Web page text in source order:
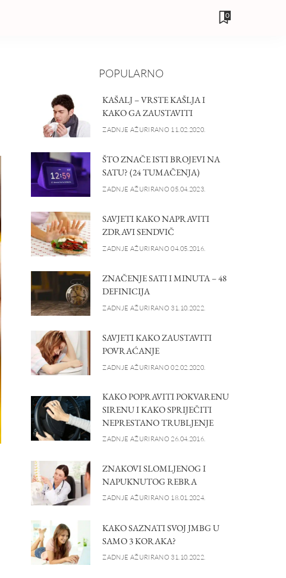
0
POPULARNO
KAŠALJ – VRSTE KAŠLJA I
KAKO GA ZAUSTAVITI
ZADNJE AŽURIRANO 11.02.2020.
ŠTO ZNAČE ISTI BROJEVI NA
SATU? (24 TUMAČENJA)
ZADNJE AŽURIRANO 05.04.2023.
SAVJETI KAKO NAPRAVITI
ZDRAVI SENDVIČ
ZADNJE AŽURIRANO 04.05.2016.
ZNAČENJE SATI I MINUTA – 48
DEFINICIJA
ZADNJE AŽURIRANO 31.10.2022.
SAVJETI KAKO ZAUSTAVITI
POVRAĆANJE
ZADNJE AŽURIRANO 02.02.2020.
KAKO POPRAVITI POKVARENU
SIRENU I KAKO SPRIJEČITI
NEPRESTANO TRUBLJENJE
ZADNJE AŽURIRANO 26.04.2016.
ZNAKOVI SLOMLJENOG I
NAPUKNUTOG REBRA
ZADNJE AŽURIRANO 18.01.2024.
KAKO SAZNATI SVOJ JMBG U
SAMO 3 KORAKA?
ZADNJE AŽURIRANO 31.10.2022.